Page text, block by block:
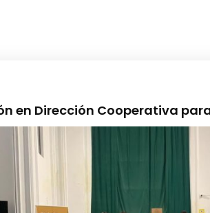
en Dirección Cooperativa